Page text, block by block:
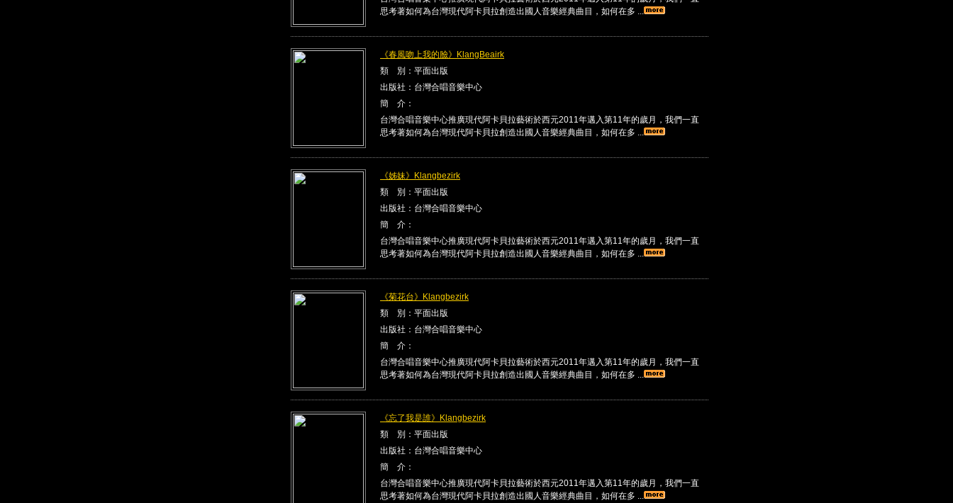
思考著如何為台灣現代阿卡貝拉創造出國人音樂經典曲目，如何在多 ...
《春風吻上我的臉》KlangBeairk
類 別：平面出版
出版社：台灣合唱音樂中心
簡 介：
台灣合唱音樂中心推廣現代阿卡貝拉藝術於西元2011年邁入第11年的歲月，我們一直
思考著如何為台灣現代阿卡貝拉創造出國人音樂經典曲目，如何在多 ...
《姊妹》Klangbezirk
類 別：平面出版
出版社：台灣合唱音樂中心
簡 介：
台灣合唱音樂中心推廣現代阿卡貝拉藝術於西元2011年邁入第11年的歲月，我們一直
思考著如何為台灣現代阿卡貝拉創造出國人音樂經典曲目，如何在多 ...
《菊花台》Klangbezirk
類 別：平面出版
出版社：台灣合唱音樂中心
簡 介：
台灣合唱音樂中心推廣現代阿卡貝拉藝術於西元2011年邁入第11年的歲月，我們一直
思考著如何為台灣現代阿卡貝拉創造出國人音樂經典曲目，如何在多 ...
《忘了我是誰》Klangbezirk
類 別：平面出版
出版社：台灣合唱音樂中心
簡 介：
台灣合唱音樂中心推廣現代阿卡貝拉藝術於西元2011年邁入第11年的歲月，我們一直
思考著如何為台灣現代阿卡貝拉創造出國人音樂經典曲目，如何在多 ...